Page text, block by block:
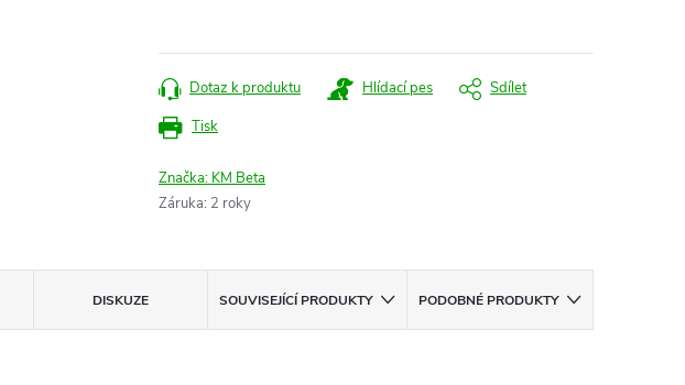
Tisk
Dotaz k produktu Hlídací pes Sdílet
Značka: KM Beta
Záruka: 2 roky
DISKUZE SOUVISEJÍCÍ PRODUKTY PODOBNÉ PRODUKTY